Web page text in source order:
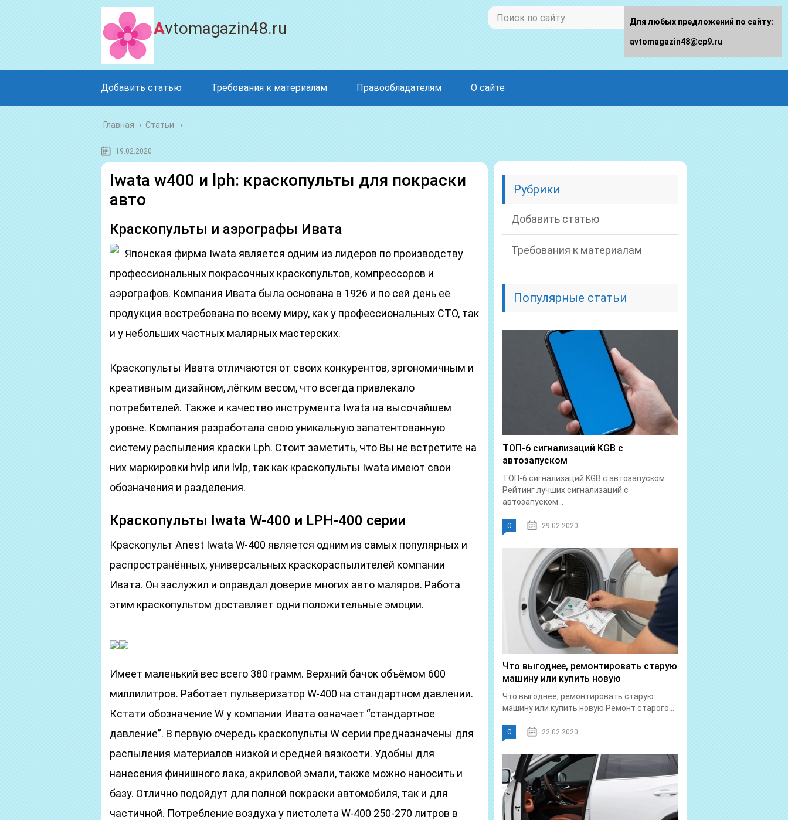
Avtomagazin48.ru
Добавить статью Требования к материалам Правообладателям О сайте
Главная › Статьи
19.02.2020
Iwata w400 и lph: краскопульты для покраски
авто
Краскопульты и аэрографы Ивата
Японская фирма Iwata является одним из лидеров по производству
профессиональных покрасочных краскопультов, компрессоров и
аэрографов. Компания Ивата была основана в 1926 и по сей день её
продукция востребована по всему миру, как у профессиональных СТО, так
и у небольших частных малярных мастерских.
Краскопульты Ивата отличаются от своих конкурентов, эргономичным и
креативным дизайном, лёгким весом, что всегда привлекало
потребителей. Также и качество инструмента Iwata на высочайшем
уровне. Компания разработала свою уникальную запатентованную
систему распыления краски Lph. Стоит заметить, что Вы не встретите на
них маркировки hvlp или lvlp, так как краскопульты Iwata имеют свои
обозначения и разделения.
Краскопульты Iwata W-400 и LPH-400 серии
Краскопульт Anest Iwata W-400 является одним из самых популярных и
распространённых, универсальных краскораспылителей компании
Ивата. Он заслужил и оправдал доверие многих авто маляров. Работа
этим краскопультом доставляет одни положительные эмоции.
Имеет маленький вес всего 380 грамм. Верхний бачок объёмом 600
миллилитров. Работает пульверизатор W-400 на стандартном давлении.
Кстати обозначение W у компании Ивата означает “стандартное
давление”. В первую очередь краскопульты W серии предназначены для
распыления материалов низкой и средней вязкости. Удобны для
нанесения финишного лака, акриловой эмали, также можно наносить и
базу. Отлично подойдут для полной покраски автомобиля, так и для
частичной. Потребление воздуха у пистолета W-400 250-270 литров в
Рубрики
Добавить статью
Требования к материалам
Популярные статьи
ТОП-6 сигнализаций KGB с
автозапуском
ТОП-6 сигнализаций KGB с автозапуском
Рейтинг лучших сигнализаций с
автозапуском...
0 29.02.2020
Что выгоднее, ремонтировать старую
машину или купить новую
Что выгоднее, ремонтировать старую
машину или купить новую Ремонт старого...
0 22.02.2020
Для любых предложений по сайту:
avtomagazin48@cp9.ru